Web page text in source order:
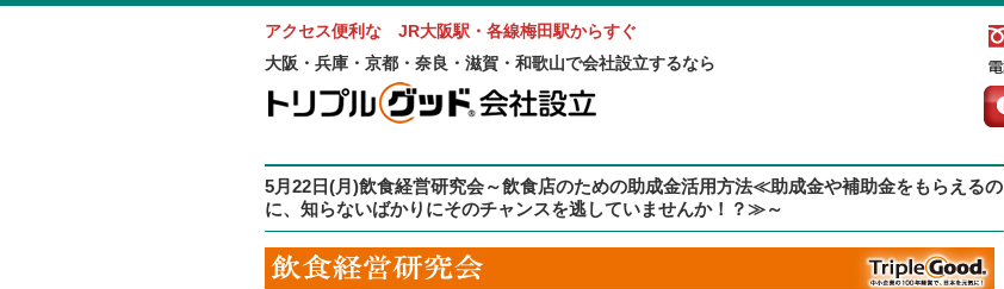
アクセス便利な JR大阪駅・各線梅田駅からすぐ
大阪・兵庫・京都・奈良・滋賀・和歌山で会社設立するなら
5月22日(月)飲食経営研究会～飲食店のための助成金活用方法≪助成金や補助金をもらえるの
に、知らないばかりにそのチャンスを逃していませんか！？≫～